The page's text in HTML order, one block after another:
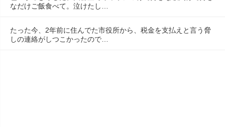
なだけご飯食べて。泣けたし…
たった今、2年前に住んでた市役所から、税金を支払えと言う脅
しの連絡がしつこかったので…